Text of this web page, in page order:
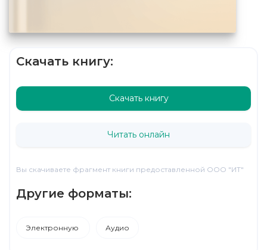
Скачать книгу:
Скачать книгу
Читать онлайн
Вы скачиваете фрагмент книги предоставленной ООО "ИТ"
Другие форматы:
Электронную Аудио